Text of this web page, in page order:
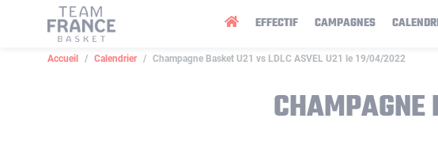
EFFECTIF CAMPAGNES
Accueil Calendrier Champagne Basket U21 vs LDLC ASVEL U21 le 19/04/2022
Panneau de gestion des cookies